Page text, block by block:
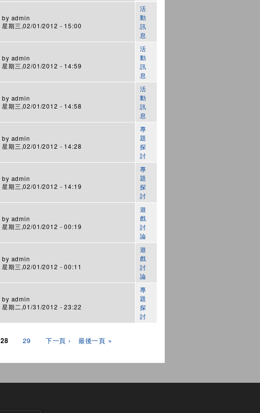
by admin
星期三,02/01/2012 - 15:00
活
動
訊
息
by admin
星期三,02/01/2012 - 14:59
活
動
訊
息
by admin
星期三,02/01/2012 - 14:58
活
動
訊
息
by admin
星期三,02/01/2012 - 14:28
專
題
探
討
by admin
星期三,02/01/2012 - 14:19
專
題
探
討
by admin
星期三,02/01/2012 - 00:19
遊
戲
討
論
by admin
星期三,02/01/2012 - 00:11
遊
戲
討
論
by admin
星期二,01/31/2012 - 23:22
專
題
探
討
28 29 下一頁 › 最後一頁 »